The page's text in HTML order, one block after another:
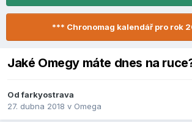
*** Chronomag kalendář pro rok
Jaké Omegy máte dnes na
Odfarkyostrava
27. dubna 2018 v Omega